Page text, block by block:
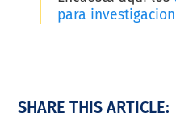
para
SHARE THIS ARTICLE: